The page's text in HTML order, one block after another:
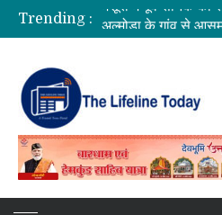
Trending :